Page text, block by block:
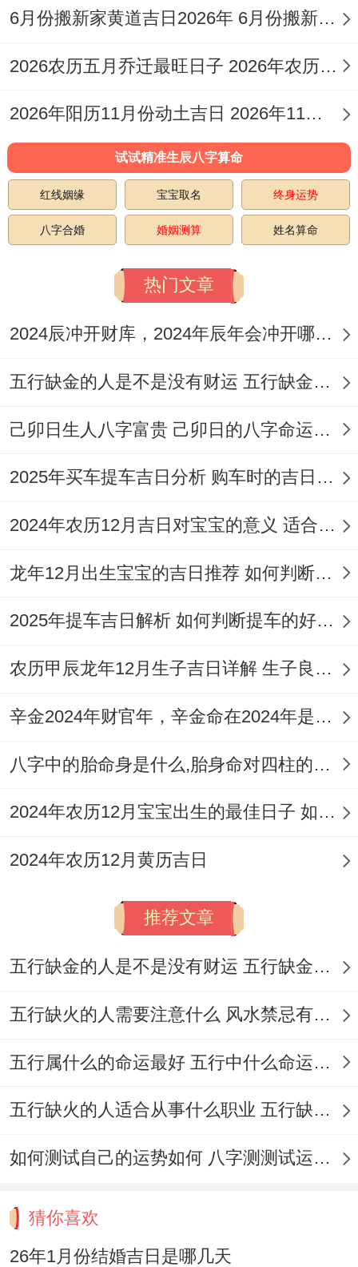
月
22
月
初
年己
丙申
日
斗
獬
上
吉
财、动土；
忌：祈福、
月
初
乙巳
年己
丑月
壬寅
奎
木
狼
中
吉
宜：结婚、
解除、修
造；忌:作
1
29
腊
十
乙巳
年己
丑月
日
娄
金
吉
宜：结婚、
财；忌：挂
匾、入宅
1
月
日
腊
月
三
乙巳
丑月
乙巳
土
雉
上
宜:结婚、会
亲友、安
业、出行
最佳选择。1月19日（腊月初一）干支为癸
巳；星宿尾火虎主喜庆；五行中水火相生，
1月20日（腊月初二）干支甲午,木火通明;利
于家业兴旺；1月22日（腊月初四）干支丙
适合求婚订婚仪式.
这些日期的共同特征 是避开了月破、劫煞等
凶煞；且宜忌事项中明确标注「结婚」或
「嫁娶」为首要吉利事项。
选择结婚吉日需遵循四大原则:其一。避开冲
在正北，故而需避免选择冲犯太岁或与新人
生肖相冲的日子（如属猪者忌冲巳日.属鼠者
同…新人八字若喜木火、可选择干支中含甲
三...关注节气变化，1月正值小寒与大寒之
交。
6月份搬新家黄道吉日2026年 6月份搬新家的黄道吉日
2026农历五月乔迁最旺日子 2026年农历5月乔迁之喜黄道吉日
2026年阳历11月份动土吉日 2026年11月哪天动土吉利
试试精准生辰八字算命
红线姻缘 宝宝取名 终身运势
八字合婚 婚姻测算 姓名算命
热门文章
2024辰冲开财库，2024年辰年会冲开哪些人的财库
五行缺金的人是不是没有财运 五行缺金的人命运好不好
己卯日生人八字富贵 己卯日的八字命运如何
2025年买车提车吉日分析 购车时的吉日与禁忌
2024年农历12月吉日对宝宝的意义 适合龙年宝宝出生的日子有哪些
龙年12月出生宝宝的吉日推荐 如何判断吉日是否适合宝宝
2025年提车吉日解析 如何判断提车的好日子
农历甲辰龙年12月生子吉日详解 生子良辰的影响因素
辛金2024年财官年，辛金命在2024年是财官年还是财印年
八字中的胎命身是什么,胎身命对四柱的影响
2024年农历12月宝宝出生的最佳日子 如何挑选适合的吉日
2024年农历12月黄历吉日
推荐文章
五行缺金的人是不是没有财运 五行缺金的人命运好不好
五行缺火的人需要注意什么 风水禁忌有哪些
五行属什么的命运最好 五行中什么命运势旺盛
五行缺火的人适合从事什么职业 五行缺火的人适合从事的职业有哪些
如何测试自己的运势如何 八字测测试运运程
猜你喜欢
26年1月份结婚吉日是哪几天